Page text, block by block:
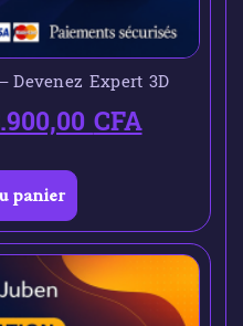
Devenez Expert 3D
CFA
panier